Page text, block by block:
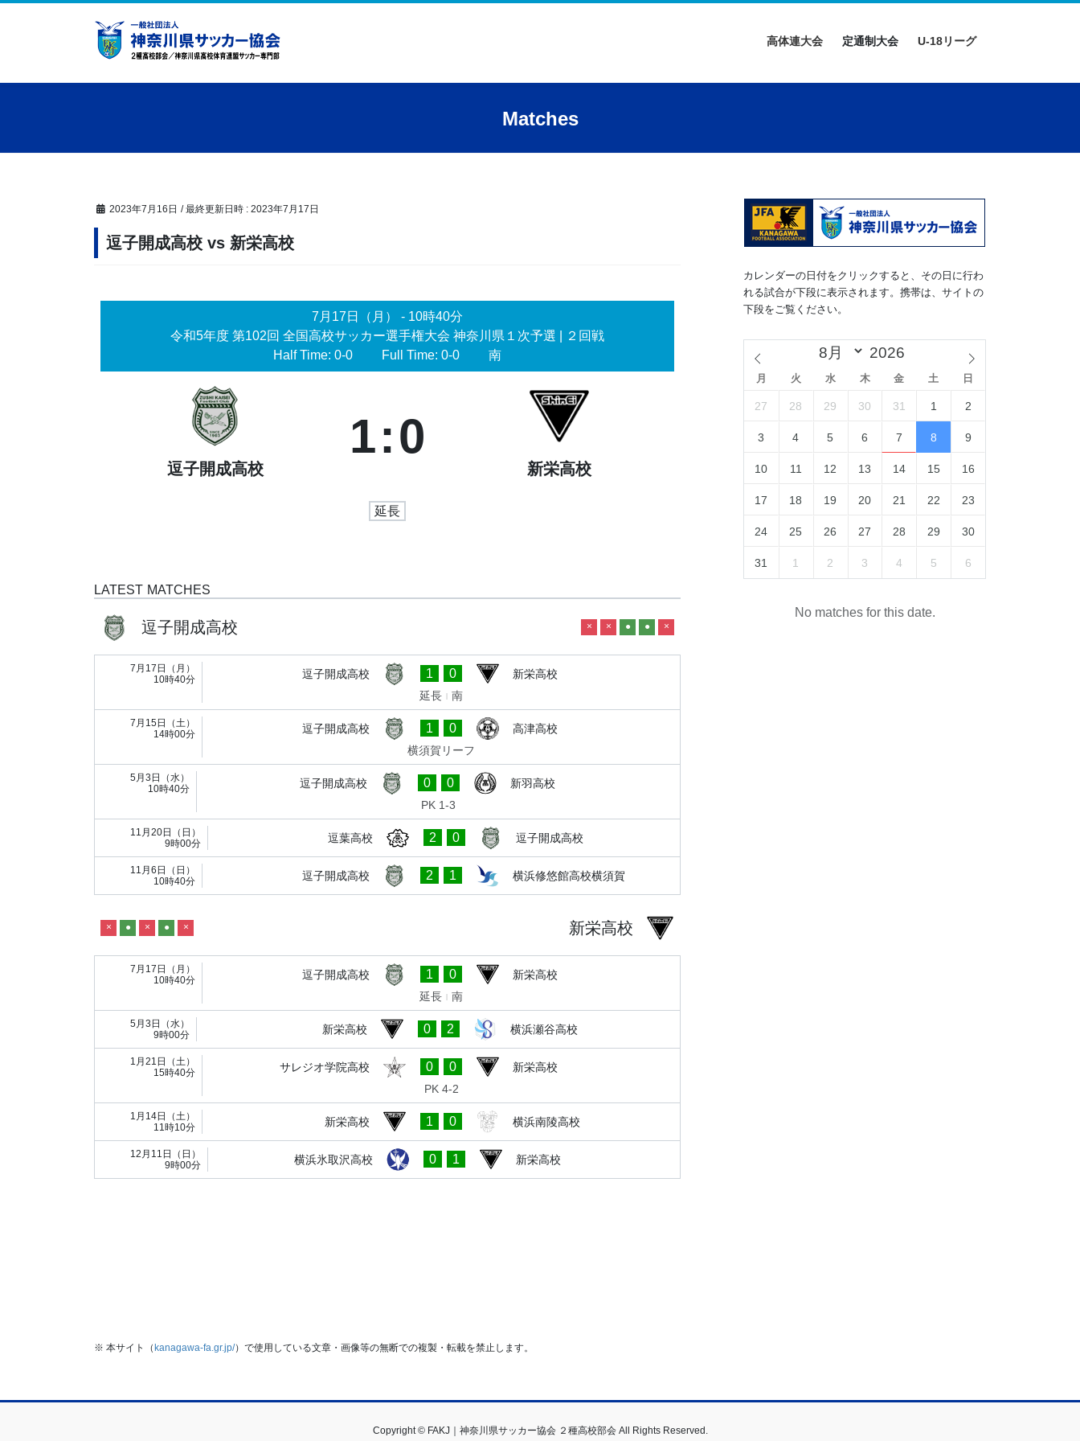
ツ
シ
高体連大会 定通制大会 U-18リーグ
Matches
2023年7月16日 / 最終更新日時 : 2023年7月17日
逗子開成高校 vs 新栄高校
7月17日（月） - 10時40分
令和5年度 第102回 全国高校サッカー選手権大会 神奈川県１次予選
| ２回戦
Half Time: 0-0
Full Time: 0-0 南
逗子開成高校
1:0
新栄高校
延長
LATEST MATCHES
逗子開成高校 × × ● ● ×
7月17日（月）
10時40分
逗子開成高校 1 0
新栄高校
延長
南
7月15日（土）
14時00分
逗子開成高校 1 0
高津高校
横須賀リーフ
5月3日（水）
10時40分
逗子開成高校 0 0
新羽高校
PK 1-3
11月20日（日）
9時00分
逗葉高校 2 0 逗子開成高校
11月6日（日）
10時40分
逗子開成高校 2 1 横浜修悠館高校横須賀
新栄高校
× ● × ● ×
7月17日（月）
10時40分
逗子開成高校 1 0
新栄高校
延長
南
5月3日（水）
9時00分
新栄高校 0 2 横浜瀬谷高校
1月21日（土）
15時40分
サレジオ学院高校 0 0
新栄高校
PK 4-2
1月14日（土）
11時10分
新栄高校 1 0 横浜南陵高校
12月11日（日）
9時00分
横浜氷取沢高校 0 1 新栄高校
カレンダーの日付をクリックすると、その日に行わ
れる試合が下段に表示されます。携帯は、サイトの
下段をご覧ください。
月 火 水 木 金 土 日
27 28 29 30 31 1 2
3 4 5 6 7 8 9
10 11 12 13 14 15 16
17 18 19 20 21 22 23
24 25 26 27 28 29 30
31 1 2 3 4 5 6
No matches for this date.
※ 本サイト（kanagawa-fa.gr.jp/）で使用している文章・画像等の無断での複製・転載を禁止します。
Copyright © FAKJ｜神奈川県サッカー協会 ２種高校部会 All Rights Reserved.